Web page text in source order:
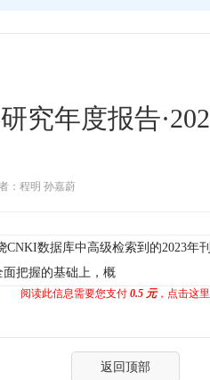
究年度报告
：程明 孙嘉蔚
数据库中高级检索到的2023年
把握的基础上，概
阅读此信息需要您支付 0.5 元，点击这
返回顶部